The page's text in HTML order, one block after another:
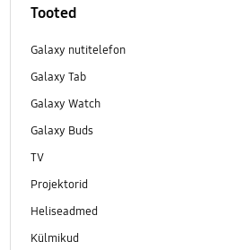
Tooted
Galaxy nutitelefon
Galaxy Tab
Galaxy Watch
Galaxy Buds
TV
Projektorid
Heliseadmed
Külmikud